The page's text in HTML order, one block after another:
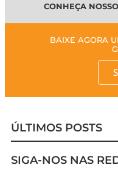
CONHEÇA
BAIXE AGORA
ÚLTIMOS POSTS
SIGA-NOS NAS